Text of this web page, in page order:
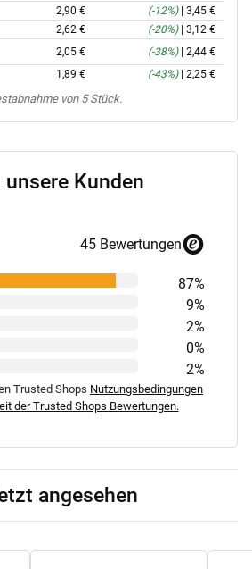
2,90 € (-12%) 3,45 €
2,62 € (-20%) 3,12 €
2,05 € (-38%) 2,44 €
1,89 € (-43%) 2,25 €
von 5 Stück.
Kunden
45 Bewertungen
87%
9%
2%
0%
2%
Trusted Shops Nutzungsbedingungen
der Trusted Shops Bewertungen.
angesehen